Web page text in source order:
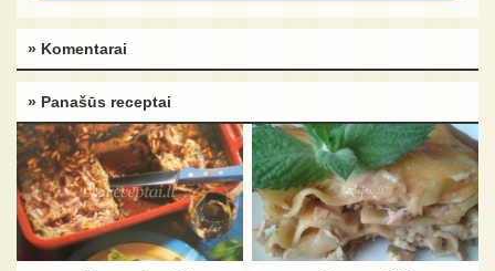
» Komentarai
» Panašūs receptai